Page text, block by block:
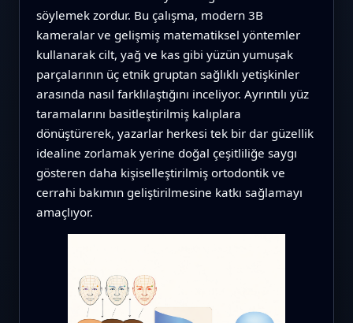
söylemek zordur. Bu çalışma, modern 3B
kameralar ve gelişmiş matematiksel yöntemler
kullanarak cilt, yağ ve kas gibi yüzün yumuşak
parçalarının üç etnik gruptan sağlıklı yetişkinler
arasında nasıl farklılaştığını inceliyor. Ayrıntılı yüz
taramalarını basitleştirilmiş kalıplara
dönüştürerek, yazarlar herkesi tek bir dar güzellik
idealine zorlamak yerine doğal çeşitliliğe saygı
gösteren daha kişiselleştirilmiş ortodontik ve
cerrahi bakımın geliştirilmesine katkı sağlamayı
amaçlıyor.